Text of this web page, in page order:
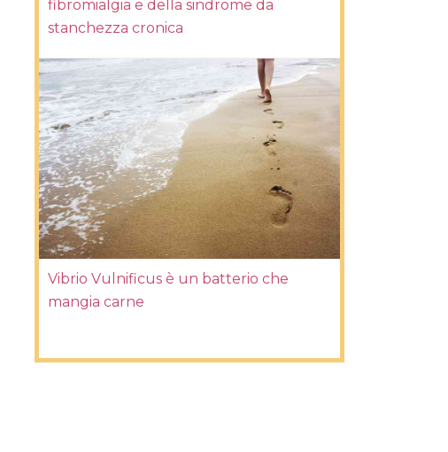
fibromialgia e della sindrome da
stanchezza cronica
Vibrio Vulnificus è un batterio che
mangia carne